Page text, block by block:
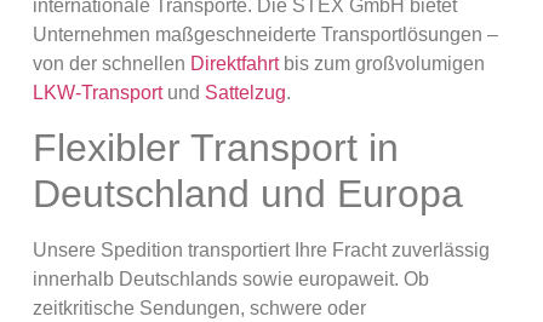
internationale Transporte. Die STEX GmbH bietet
Unternehmen maßgeschneiderte Transportlösungen –
von der schnellen Direktfahrtbis zum großvolumigen
LKW-Transportund Sattelzug.
Flexibler Transport in
Deutschland und Europa
Unsere Spedition transportiert Ihre Fracht zuverlässig
innerhalb Deutschlands sowie europaweit. Ob
zeitkritische Sendungen, schwere oder